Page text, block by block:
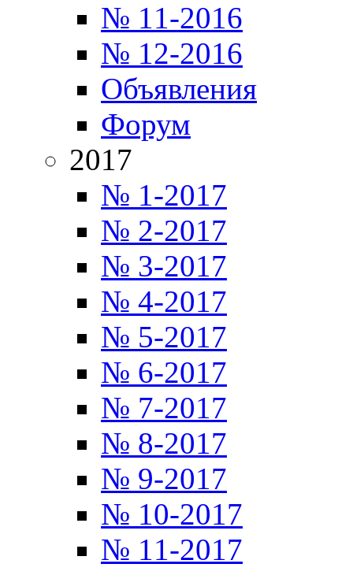
№ 11-2016
№ 12-2016
Объявления
Форум
2017
№ 1-2017
№ 2-2017
№ 3-2017
№ 4-2017
№ 5-2017
№ 6-2017
№ 7-2017
№ 8-2017
№ 9-2017
№ 10-2017
№ 11-2017